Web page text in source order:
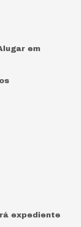
em
expediente